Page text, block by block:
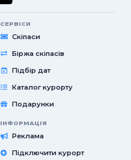
СЕРВІСИ
Скіпаси
Біржа скіпасів
Підбір дат
Каталог курорту
Подарунки
ІНФОРМАЦІЯ
Реклама
Підключити курорт